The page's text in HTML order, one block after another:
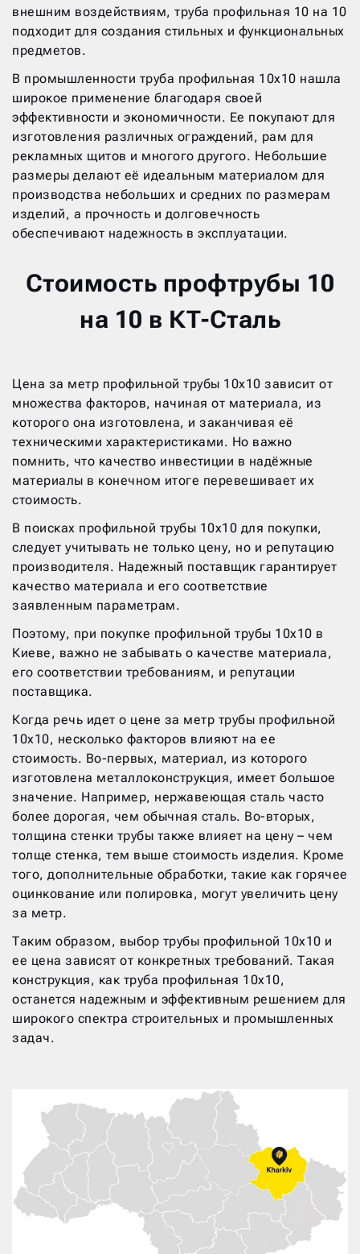
внешним воздействиям, труба профильная 10 на 10
подходит для создания стильных и функциональных
предметов.
В промышленности труба профильная 10х10 нашла
широкое применение благодаря своей
эффективности и экономичности. Ее покупают для
изготовления различных ограждений, рам для
рекламных щитов и многого другого. Небольшие
размеры делают её идеальным материалом для
производства небольших и средних по размерам
изделий, а прочность и долговечность
обеспечивают надежность в эксплуатации.
Стоимость профтрубы 10
на 10 в КТ-Сталь
Цена за метр профильной трубы 10х10 зависит от
множества факторов, начиная от материала, из
которого она изготовлена, и заканчивая её
техническими характеристиками. Но важно
помнить, что качество инвестиции в надёжные
материалы в конечном итоге перевешивает их
стоимость.
В поисках профильной трубы 10х10 для покупки,
следует учитывать не только цену, но и репутацию
производителя. Надежный поставщик гарантирует
качество материала и его соответствие
заявленным параметрам.
Поэтому, при покупке профильной трубы 10х10 в
Киеве, важно не забывать о качестве материала,
его соответствии требованиям, и репутации
поставщика.
Когда речь идет о цене за метр трубы профильной
10х10, несколько факторов влияют на ее
стоимость. Во-первых, материал, из которого
изготовлена металлоконструкция, имеет большое
значение. Например, нержавеющая сталь часто
более дорогая, чем обычная сталь. Во-вторых,
толщина стенки трубы также влияет на цену – чем
толще стенка, тем выше стоимость изделия. Кроме
того, дополнительные обработки, такие как горячее
оцинкование или полировка, могут увеличить цену
за метр.
Таким образом, выбор трубы профильной 10х10 и
ее цена зависят от конкретных требований. Такая
конструкция, как труба профильная 10х10,
останется надежным и эффективным решением для
широкого спектра строительных и промышленных
задач.